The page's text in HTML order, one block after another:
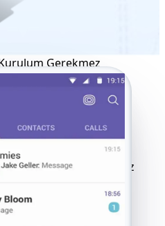
Gerekmez
Çalışan
Aracı
fazlasında sorunsuz
aracına erişin. Cihaz
ne olursa olsun.